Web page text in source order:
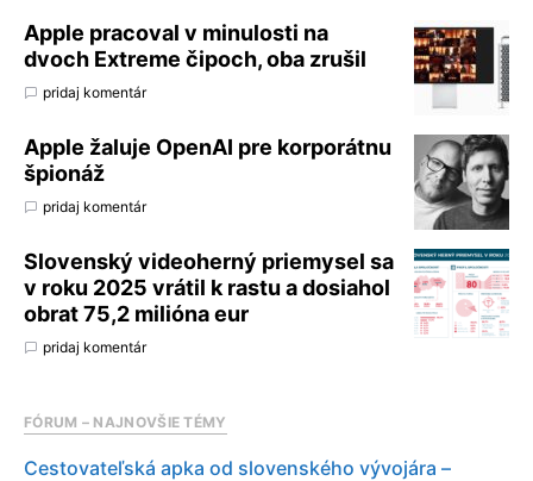
Apple pracoval v minulosti na
dvoch Extreme čipoch, oba zrušil
pridaj komentár
Apple žaluje OpenAI pre korporátnu
špionáž
pridaj komentár
Slovenský videoherný priemysel sa
v roku 2025 vrátil k rastu a dosiahol
obrat 75,2 milióna eur
pridaj komentár
FÓRUM – NAJNOVŠIE TÉMY
Cestovateľská apka od slovenského vývojára –